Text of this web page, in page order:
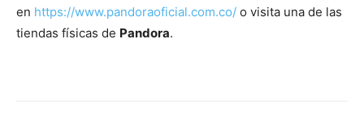
en https://www.pandoraoficial.com.co/ o visita una de las
tiendas físicas de Pandora. ​